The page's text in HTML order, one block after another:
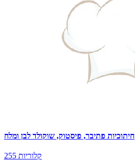
חיתוכיות פתיבר, פיסטוק, שוקולד לבן ומלח
255 קלוריות